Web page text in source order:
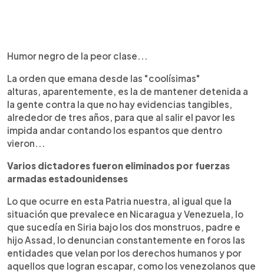
Humor negro de la peor clase...
La orden que emana desde las "coolísimas"
alturas, aparentemente, es la de mantener detenida a
la gente contra la que no hay evidencias tangibles,
alrededor de tres años, para que al salir el pavor les
impida andar contando los espantos que dentro
vieron...
Varios dictadores fueron eliminados por fuerzas
armadas estadounidenses
Lo que ocurre en esta Patria nuestra, al igual que la
situación que prevalece en Nicaragua y Venezuela, lo
que sucedía en Siria bajo los dos monstruos, padre e
hijo Assad, lo denuncian constantemente en foros las
entidades que velan por los derechos humanos y por
aquellos que logran escapar, como los venezolanos que